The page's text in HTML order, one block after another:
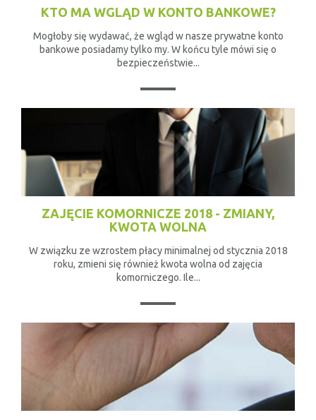
KTO MA WGLĄD W KONTO BANKOWE?
Mogłoby się wydawać, że wgląd w nasze prywatne konto
bankowe posiadamy tylko my. W końcu tyle mówi się o
bezpieczeństwie...
ZAJĘCIE KOMORNICZE 2018 - ZMIANY,
KWOTA WOLNA
W związku ze wzrostem płacy minimalnej od stycznia 2018
roku, zmieni się również kwota wolna od zajęcia
komorniczego. Ile...